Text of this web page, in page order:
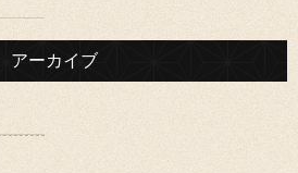
アーカイブ